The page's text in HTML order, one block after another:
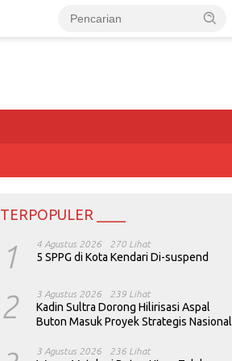
TERPOPULER ____
1 4 Agustus 2026 270 Lihat
5 SPPG di Kota Kendari Di-suspend
2 3 Agustus 2026 239 Lihat
Kadin Sultra Dorong Hilirisasi Aspal
Buton Masuk Proyek Strategis Nasional
3 Agustus 2026 236 Lihat